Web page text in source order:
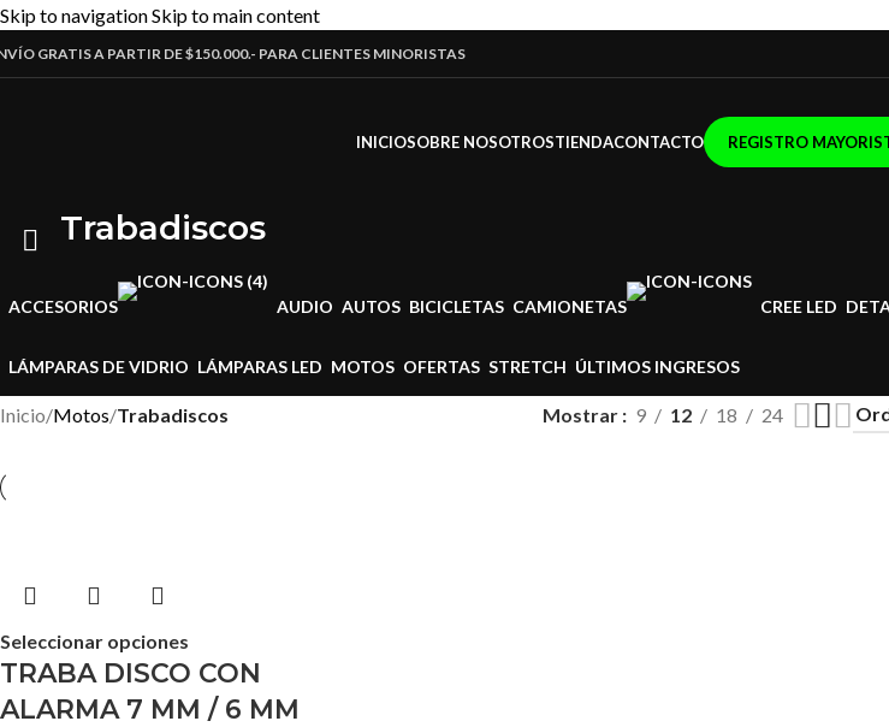
Skip to navigationSkip to main content
GRATIS A PARTIR DE $150.000.- PARA CLIENTES MINORISTAS
INICIOSOBRE NOSOTROSTIENDACONTACTO REGISTRO
Trabadiscos
ACCESORIOS AUDIO AUTOS BICICLETAS CAMIONETAS CREE LED
LÁMPARAS DE VIDRIO LÁMPARAS LED MOTOS OFERTAS STRETCH ÚLTIMOS INGRESOS
Inicio/Motos/Trabadiscos Mostrar 9 12 18 24
Seleccionar opciones
TRABA DISCO CON
ALARMA 7 MM / 6 MM